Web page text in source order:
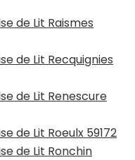
de Lit Raismes
de Lit Recquignies
de Lit Renescure
de Lit Roeulx 59172
de Lit Ronchin